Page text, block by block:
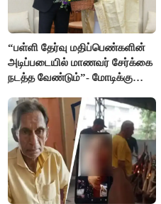
“பள்ளி தேர்வு மதிப்பெண்களின்
அடிப்படையில் மாணவர் சேர்க்கை
நடத்த வேண்டும்”- மோடிக்கு